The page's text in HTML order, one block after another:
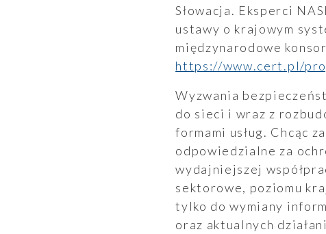
Raporty
Słowacja. Eksperci
ustawy o krajowym
międzynarodowe
https://www.cert.pl/
Wyzwania
do sieci i wraz z
formami usług. Chcąc
odpowiedzialne za
wydajniejszej
sektorowe, poziomu
tylko do wymiany
oraz aktualnych